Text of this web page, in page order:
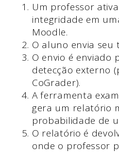
Um professor
integridade em
Moodle.
O aluno envia seu
O envio é enviado
detecção externo
CoGrader).
A ferramenta
gera um relatório
probabilidade de
O relatório é
onde o professor